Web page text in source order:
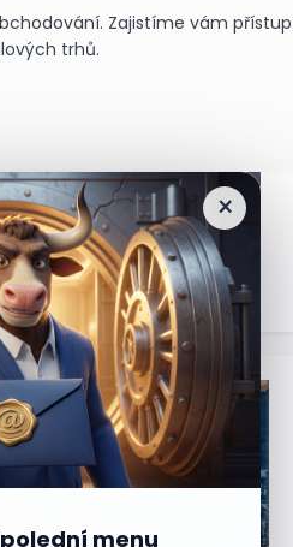
Zajistíme vám přístup
trhů.
×
menu